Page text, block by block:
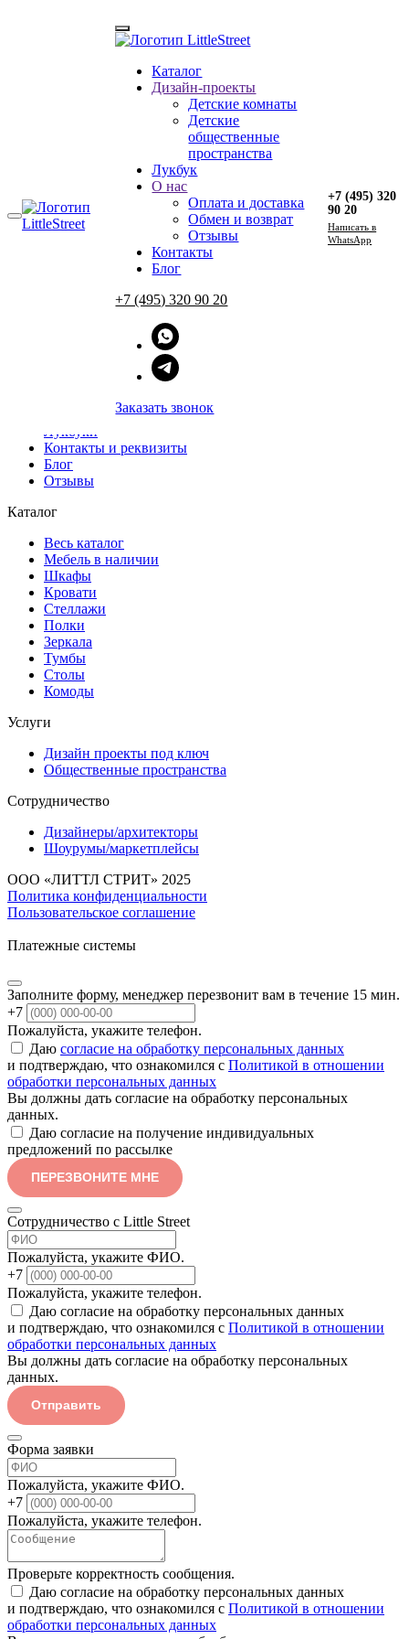
Каталог
Дизайн-проекты
Детские комнаты
Детские
общественные
пространства
Лукбук
О нас
Оплата и доставка
Обмен и возврат
Отзывы
Контакты
Блог
+7 (495) 320 90 20
Заказать звонок
+7 (495) 320
90 20
Напиcать в
WhatsApp
Пн-Пт 10:00—19:00
Перезвоните мне
Доставка и оплата
Лукбуки
Контакты и реквизиты
Блог
Отзывы
Каталог
Весь каталог
Мебель в наличии
Шкафы
Кровати
Стеллажи
Полки
Зеркала
Тумбы
Столы
Комоды
Услуги
Дизайн проекты под ключ
Общественные пространства
Сотрудничество
Дизайнеры/архитекторы
Шоурумы/маркетплейсы
ООО «ЛИТТЛ СТРИТ» 2025
Политика конфиденциальности
Пользовательское соглашение
Платежные системы
Заполните форму, менеджер перезвонит вам в течение 15 мин.
+7
Пожалуйста, укажите телефон.
Даю согласие на обработку персональных данных
и подтверждаю, что ознакомился с Политикой в отношении
обработки персональных данных
Вы должны дать согласие на обработку персональных
данных.
Даю согласие на получение индивидуальных
предложений по рассылке
ПЕРЕЗВОНИТЕ МНЕ
Сотрудничество с Little Street
Пожалуйста, укажите ФИО.
+7
Пожалуйста, укажите телефон.
Даю согласие на обработку персональных данных
и подтверждаю, что ознакомился с Политикой в отношении
обработки персональных данных
Вы должны дать согласие на обработку персональных
данных.
Отправить
Форма заявки
Пожалуйста, укажите ФИО.
+7
Пожалуйста, укажите телефон.
Проверьте корректность сообщения.
Даю согласие на обработку персональных данных
и подтверждаю, что ознакомился с Политикой в отношении
обработки персональных данных